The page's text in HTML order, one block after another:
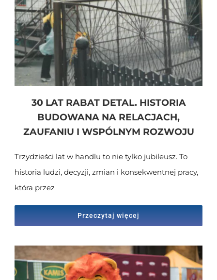
30 LAT RABAT DETAL. HISTORIA
BUDOWANA NA RELACJACH,
ZAUFANIU I WSPÓLNYM ROZWOJU
Trzydzieści lat w handlu to nie tylko jubileusz. To
historia ludzi, decyzji, zmian i konsekwentnej pracy,
która przez
Przeczytaj więcej